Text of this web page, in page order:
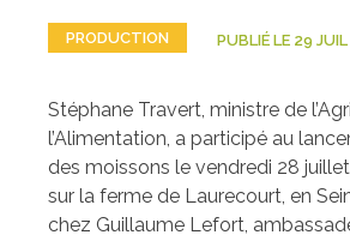
PRODUCTION PUBLIÉ LE 29
Stéphane Travert, ministre de
l’Alimentation, a participé au
des moissons le vendredi 28
sur la ferme de Laurecourt, en
chez Guillaume Lefort,